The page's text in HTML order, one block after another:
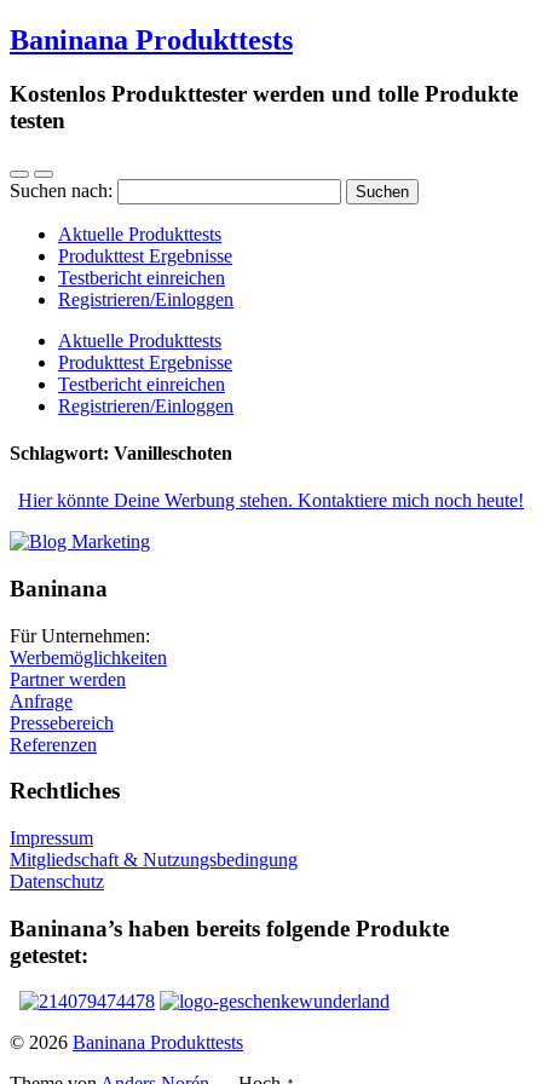
Baninana Produkttests
Kostenlos Produkttester werden und tolle Produkte
testen
Suchen nach:
Aktuelle Produkttests
Produkttest Ergebnisse
Testbericht einreichen
Registrieren/Einloggen
Aktuelle Produkttests
Produkttest Ergebnisse
Testbericht einreichen
Registrieren/Einloggen
Schlagwort: Vanilleschoten
Hier könnte Deine Werbung stehen. Kontaktiere mich noch heute!
Baninana
Für Unternehmen:
Werbemöglichkeiten
Partner werden
Anfrage
Pressebereich
Referenzen
Rechtliches
Impressum
Mitgliedschaft & Nutzungsbedingung
Datenschutz
Baninana’s haben bereits folgende Produkte
getestet:
© 2026 Baninana Produkttests